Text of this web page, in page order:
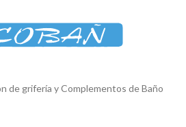
de grifería y Complementos de Baño